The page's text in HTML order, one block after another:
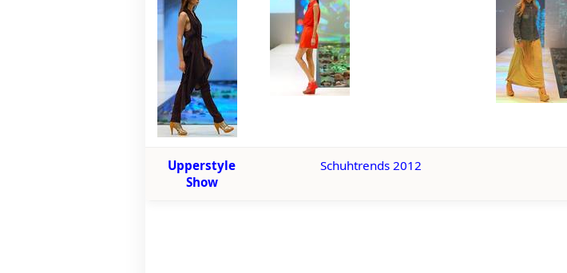
Upperstyle
Show
Schuhtrends 2012